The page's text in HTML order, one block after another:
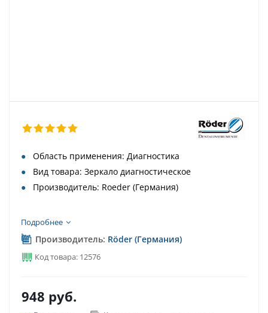
Область применения: Диагностика
Вид товара: Зеркало диагностическое
Производитель: Roeder (Германия)
Подробнее
Производитель: Röder (Германия)
Код товара: 12576
948 руб.